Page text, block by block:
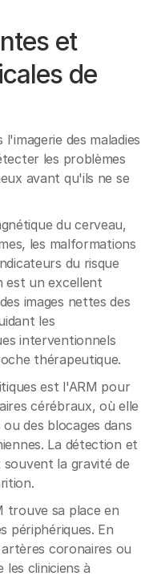
et
de
des maladies
les problèmes
avant qu'ils ne se
du cerveau,
les malformations
du risque
est un excellent
images nettes des
les
interventionnels
thérapeutique.
est l'ARM pour
cérébraux, où elle
des blocages dans
La détection et
la gravité de
trouve sa place en
périphériques. En
coronaires ou
les cliniciens à